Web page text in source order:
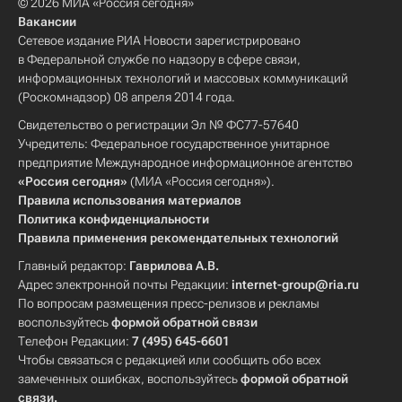
Вакансии
Сетевое издание РИА Новости зарегистрировано
в Федеральной службе по надзору в сфере связи,
информационных технологий и массовых коммуникаций
(Роскомнадзор) 08 апреля 2014 года.
Свидетельство о регистрации Эл № ФС77-57640
Учредитель: Федеральное государственное унитарное
предприятие Международное информационное агентство
«Россия сегодня» (МИА «Россия сегодня»).
Правила использования материалов
Политика конфиденциальности
Правила применения рекомендательных технологий
Главный редактор: Гаврилова А.В.
Адрес электронной почты Редакции: internet-group@ria.ru
По вопросам размещения пресс-релизов и рекламы
воспользуйтесьформой обратной связи
Телефон Редакции: 7 (495) 645-6601
Чтобы связаться с редакцией или сообщить обо всех
замеченных ошибках, воспользуйтесьформой обратной
связи.